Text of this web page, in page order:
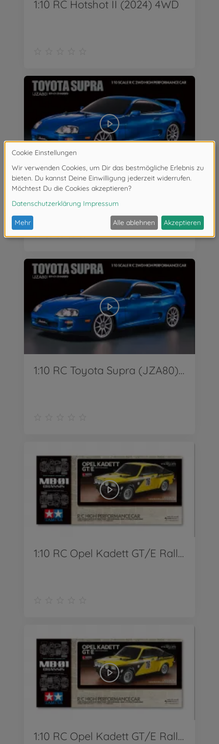
1:10 RC Hotshot II (2024) 4WD
1:10 RC Toyota Supra (JZA80) BT-01 2WD
1:10 RC Opel Kadett GT/E Rallye MB-01_Ver2
1:10 RC Opel Kadett GT/E Rallye MB-01